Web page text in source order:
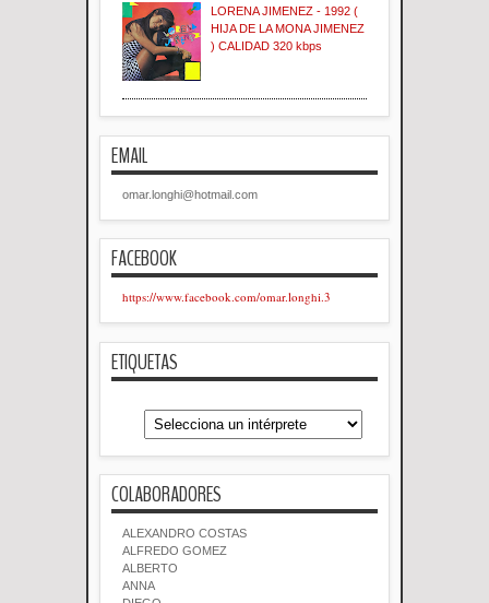
LORENA JIMENEZ - 1992 (
HIJA DE LA MONA JIMENEZ
) CALIDAD 320 kbps
EMAIL
omar.longhi@hotmail.com
FACEBOOK
https://www.facebook.com/omar.longhi.3
ETIQUETAS
COLABORADORES
ALEXANDRO COSTAS
ALFREDO GOMEZ
ALBERTO
ANNA